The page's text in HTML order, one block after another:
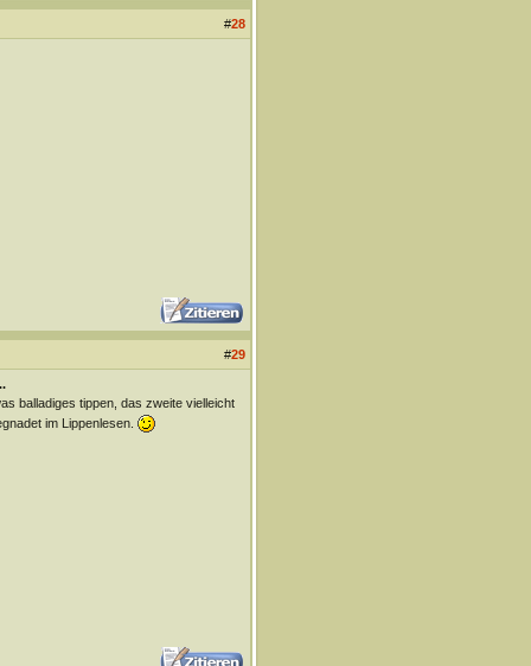
#28
#29
balladiges tippen, das zweite vielleicht
im Lippenlesen.